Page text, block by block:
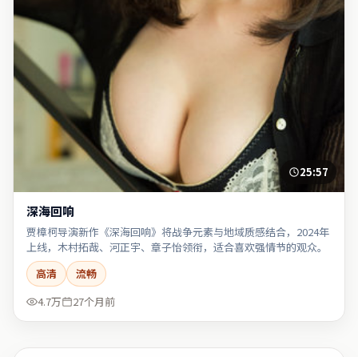
25:57
深海回响
贾樟柯导演新作《深海回响》将战争元素与地域质感结合，2024年
上线，木村拓哉、河正宇、章子怡领衔，适合喜欢强情节的观众。
高清
流畅
4.7万
27个月前